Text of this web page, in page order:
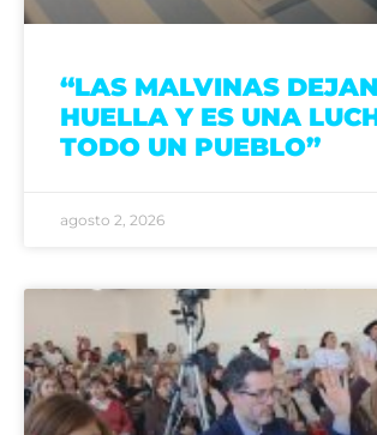
“LAS MALVINAS DEJAN
HUELLA Y ES UNA
TODO UN PUEBLO”
agosto 2, 2026